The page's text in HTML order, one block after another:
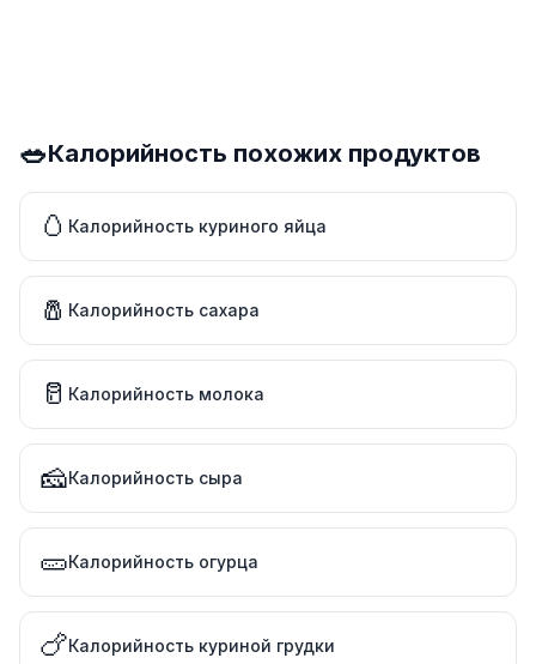
🥗Калорийность похожих продуктов
🥚 Калорийность куриного яйца
🧂 Калорийность сахара
🥛 Калорийность молока
🧀Калорийность сыра
🥒Калорийность огурца
🍗Калорийность куриной грудки